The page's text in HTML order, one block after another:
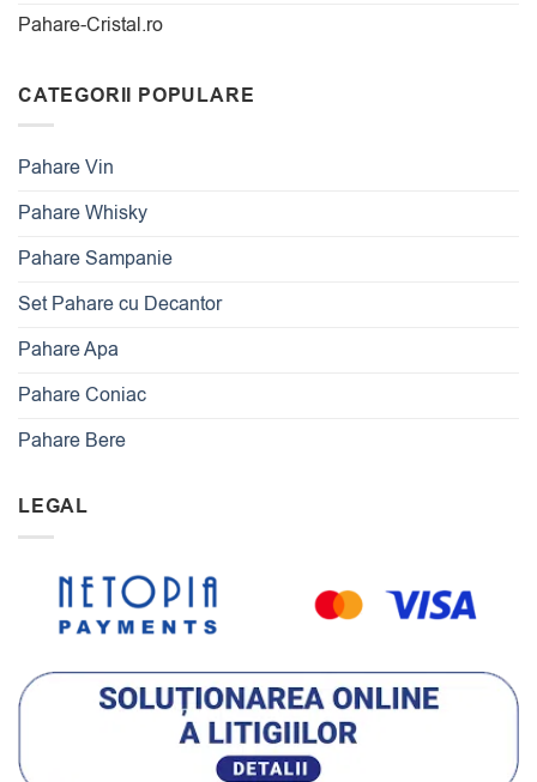
Pahare-Cristal.ro
CATEGORII POPULARE
Pahare Vin
Pahare Whisky
Pahare Sampanie
Set Pahare cu Decantor
Pahare Apa
Pahare Coniac
Pahare Bere
LEGAL